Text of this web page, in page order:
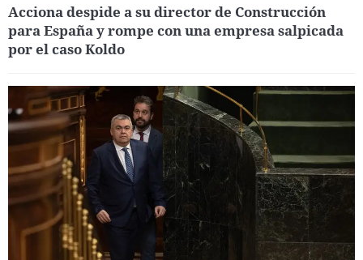
Acciona despide a su director de Construcción
para España y rompe con una empresa salpicada
por el caso Koldo